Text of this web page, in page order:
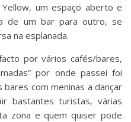
um espaço aberto e
de um bar para outro, se
na esplanada.
por vários cafés/bares,
por onde passei foi
com meninas a dançar
bastantes turistas, várias
zona e quem quiser pode